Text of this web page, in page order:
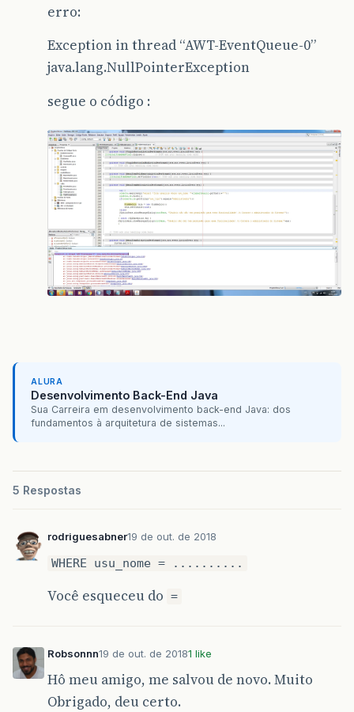
erro:
Exception in thread “AWT-EventQueue-0”
java.lang.NullPointerException
segue o código :
ALURA
Desenvolvimento Back-End Java
Sua Carreira em desenvolvimento back-end Java: dos
fundamentos à arquitetura de sistemas...
5 Respostas
rodriguesabner19 de out. de 2018
WHERE usu_nome = ..........
Você esqueceu do =
Robsonnn19 de out. de 20181 like
Hô meu amigo, me salvou de novo. Muito
Obrigado, deu certo.